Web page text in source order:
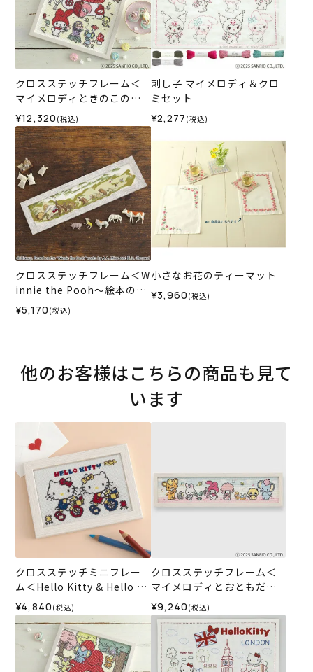
クロスステッチフレーム＜
マイメロディときのこの森
＞
¥12,320 (税込)
刺し子 マイメロディ＆クロ
ミセット
¥2,277 (税込)
クロスステッチフレーム＜W
innie the Pooh～絵本の中
から～＞
¥5,170 (税込)
小さなお花のティーマット
¥3,960 (税込)
他のお客様はこちらの商品も見て
います
クロスステッチミニフレー
ム＜Hello Kitty & Hello Mi
mmy＞
¥4,840 (税込)
クロスステッチフレーム＜
マイメロディとおともだち
＞
¥9,240 (税込)